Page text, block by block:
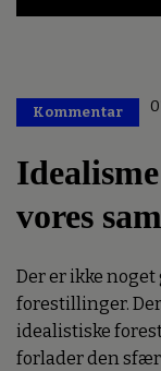
Kommentar
vores
Der er ikke
forestillinger.
idealistiske
forlader den